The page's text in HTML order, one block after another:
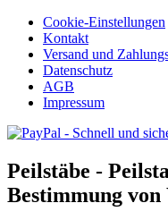
Cookie-Einstellungen
Kontakt
Versand und
Datenschutz
AGB
Impressum
Peilstäbe -
Bestimmung von